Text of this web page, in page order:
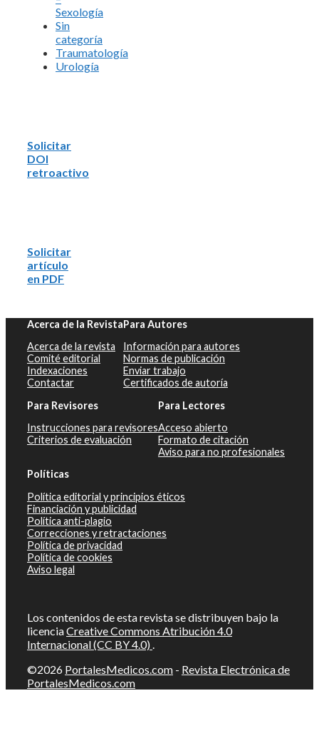
Sexología
Sin
categoría
Traumatología
Urología
Solicitar
DOI
retroactivo
Solicitar
artículo
en PDF
Acerca de la Revista
Acerca de la revista
Comité editorial
Indexaciones
Contactar
Para Autores
Información para autores
Normas de publicación
Enviar trabajo
Certificados de autoría
Para Revisores
Instrucciones para revisores
Criterios de evaluación
Para Lectores
Acceso abierto
Formato de citación
Aviso para no profesionales
Políticas
Política editorial y principios éticos
Financiación y publicidad
Política anti-plagio
Correcciones y retractaciones
Política de privacidad
Política de cookies
Aviso legal
Los contenidos de esta revista se distribuyen bajo la
licenciaCreative Commons Atribución 4.0
Internacional (CC BY 4.0) .
©2026 PortalesMedicos.com - Revista Electrónica de
PortalesMedicos.com